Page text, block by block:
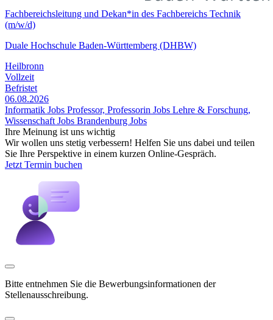
Fachbereichsleitung und Dekan*in des Fachbereichs Technik
(m/w/d)
Duale Hochschule Baden-Württemberg (DHBW)
Heilbronn
Vollzeit
Befristet
06.08.2026
Informatik Jobs Professor, Professorin Jobs Lehre & Forschung,
Wissenschaft Jobs Brandenburg Jobs
Ihre Meinung ist uns wichtig
Wir wollen uns stetig verbessern! Helfen Sie uns dabei und teilen
Sie Ihre Perspektive in einem kurzen Online-Gespräch.
Jetzt Termin buchen
Bitte entnehmen Sie die Bewerbungsinformationen der
Stellenausschreibung.